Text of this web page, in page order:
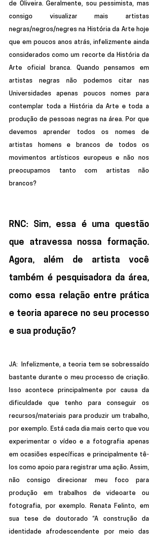
de Oliveira. Geralmente, sou pessimista, mas
consigo visualizar mais artistas
negras/negros/negres na História da Arte hoje
que em poucos anos atrás, infelizmente ainda
considerados como um recorte da História da
Arte oficial branca. Quando pensamos em
artistas negras não podemos citar nas
Universidades apenas poucos nomes para
contemplar toda a História da Arte e toda a
produção de pessoas negras na área. Por que
devemos aprender todos os nomes de
artistas homens e brancos de todos os
movimentos artísticos europeus e não nos
preocupamos tanto com artistas não
brancos?
RNC: Sim, essa é uma questão
que atravessa nossa formação.
Agora, além de artista você
também é pesquisadora da área,
como essa relação entre prática
e teoria aparece no seu processo
e sua produção?
JA:
Infelizmente, a teoria tem se sobressaído
bastante durante o meu processo de criação.
Isso acontece principalmente por causa da
dificuldade que tenho para conseguir os
recursos/materiais para produzir um trabalho,
por exemplo. Está cada dia mais certo que vou
experimentar o vídeo e a fotografia apenas
em ocasiões específicas e principalmente tê-
los como apoio para registrar uma ação. Assim,
não consigo direcionar meu foco para
produção em trabalhos de videoarte ou
fotografia, por exemplo. Renata Felinto, em
sua tese de doutorado “A construção da
identidade afrodescendente por meio das